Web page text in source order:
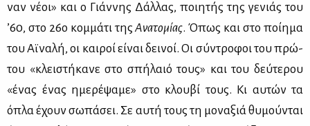
ναν νέ­οι» και ο Γιάν­νης Δάλ­λας, ποι­η­τής της γε­νιάς του
’60, στο 26ο κομ­μά­τι τηςΑνα­το­μί­ας. Όπως και στο ποί­η­μα
του Αϊ­να­λή, οι και­ροί εί­ναι δει­νοί. Οι σύ­ντρο­φοι του πρώ­
του «κλει­στή­κα­νε στο σπή­λαιό τους» και του δεύ­τε­ρου
«ένας ένας ημε­ρέ­ψα­με» στο κλου­βί τους. Κι αυ­τών τα
όπλα έχουν σω­πά­σει. Σε αυ­τή τους τη μο­να­ξιά θυ­μού­νται